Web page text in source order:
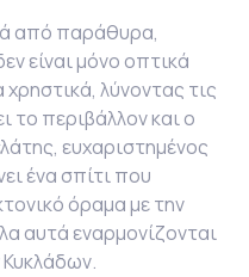
από παράθυρα,
είναι μόνο οπτικά
λύνοντας τις
το περιβάλλον και ο
ευχαριστημένος
ένα σπίτι που
όραμα με την
αυτά εναρμονίζονται
Κυκλάδων.